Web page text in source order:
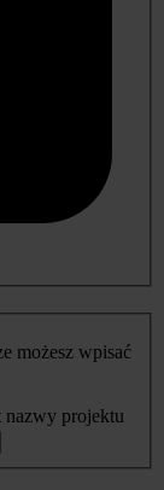
możesz wpisać
nazwy projektu